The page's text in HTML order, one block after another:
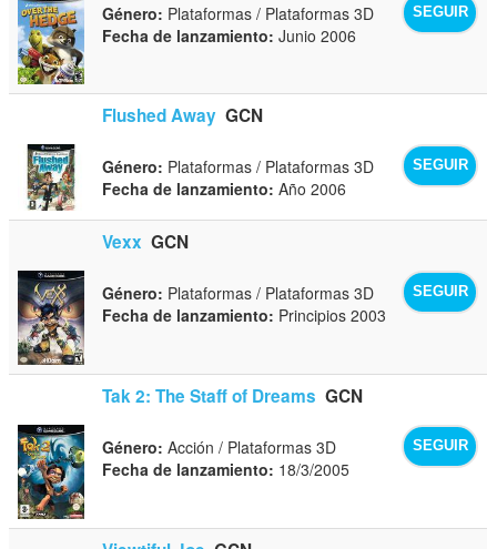
SEGUIR
Género: Plataformas / Plataformas 3D
Fecha de lanzamiento: Junio 2006
Flushed Away GCN
SEGUIR
Género: Plataformas / Plataformas 3D
Fecha de lanzamiento: Año 2006
Vexx GCN
SEGUIR
Género: Plataformas / Plataformas 3D
Fecha de lanzamiento: Principios 2003
Tak 2: The Staff of Dreams GCN
SEGUIR
Género: Acción / Plataformas 3D
Fecha de lanzamiento: 18/3/2005